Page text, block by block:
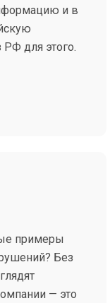
и в
для этого.
примеры
Без
— это